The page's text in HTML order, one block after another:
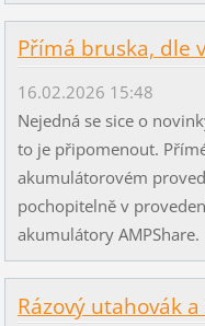
Přímá bruska, dle
16.02.2026 15:48
Nejedná se sice o
to je připomenout.
akumulátorovém
pochopitelně v
akumulátory
Rázový utahovák